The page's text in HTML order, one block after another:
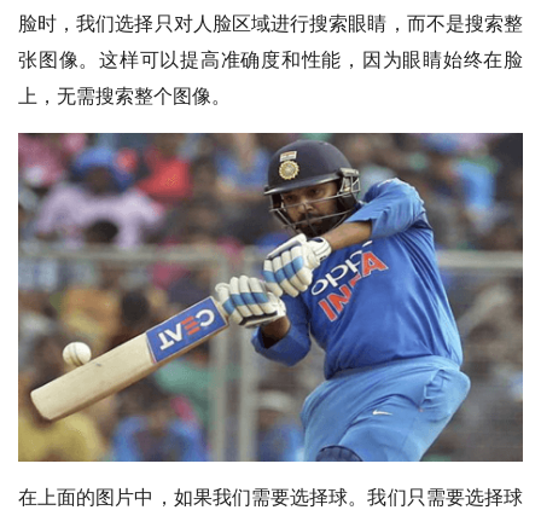
脸时，我们选择只对人脸区域进行搜索眼睛，而不是搜索整
张图像。这样可以提高准确度和性能，因为眼睛始终在脸
上，无需搜索整个图像。
在上面的图片中，如果我们需要选择球。我们只需要选择球